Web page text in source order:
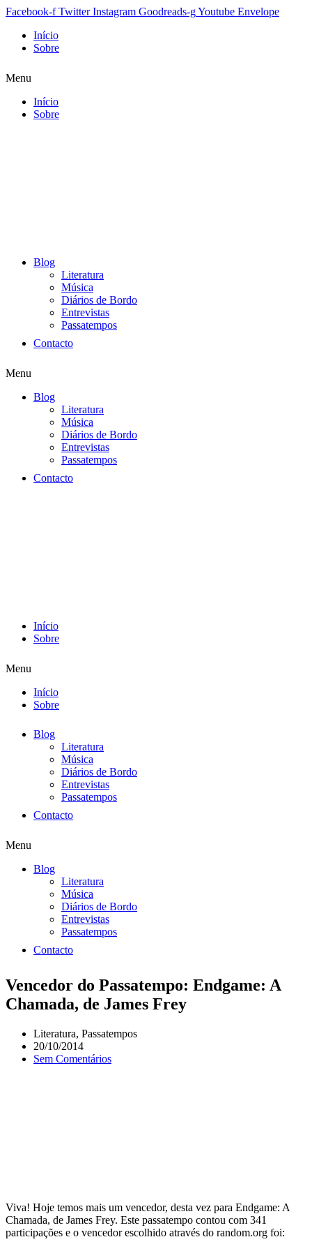
Facebook-f Twitter Instagram Goodreads-gYoutube Envelope
Início
Sobre
Menu
Início
Sobre
Blog
Literatura
Música
Diários de Bordo
Entrevistas
Passatempos
Contacto
Menu
Blog
Literatura
Música
Diários de Bordo
Entrevistas
Passatempos
Contacto
Início
Sobre
Menu
Início
Sobre
Blog
Literatura
Música
Diários de Bordo
Entrevistas
Passatempos
Contacto
Menu
Blog
Literatura
Música
Diários de Bordo
Entrevistas
Passatempos
Contacto
Vencedor do Passatempo: Endgame: A
Chamada, de James Frey
Literatura, Passatempos
20/10/2014
Sem Comentários
Viva! Hoje temos mais um vencedor, desta vez para Endgame: A
Chamada, de James Frey. Este passatempo contou com 341
participações e o vencedor escolhido através do random.org foi: